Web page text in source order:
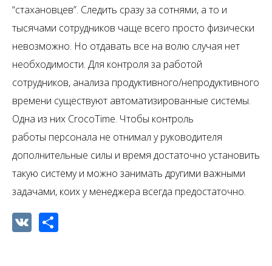
“стахановцев”. Следить сразу за сотнями, а то и
тысячами сотрудников чаще всего просто физически
невозможно. Но отдавать все на волю случая нет
необходимости. Для контроля за работой
сотрудников, анализа продуктивного/непродуктивного
времени существуют автоматизированные системы.
Одна из них CrocoTime. Чтобы контроль
работы персонала не отнимал у руководителя
дополнительные силы и время достаточно установить
такую систему и можно занимать другими важными
задачами, коих у менеджера всегда предостаточно.
VK Share